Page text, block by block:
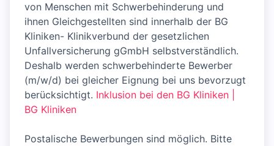
von Menschen mit Schwerbehinderung und
ihnen Gleichgestellten sind innerhalb der BG
Kliniken- Klinikverbund der gesetzlichen
Unfallversicherung gGmbH selbstverständlich.
Deshalb werden schwerbehinderte Bewerber
(m/w/d) bei gleicher Eignung bei uns bevorzugt
berücksichtigt. Inklusion bei den BG Kliniken |
BG Kliniken
Postalische Bewerbungen sind möglich. Bitte